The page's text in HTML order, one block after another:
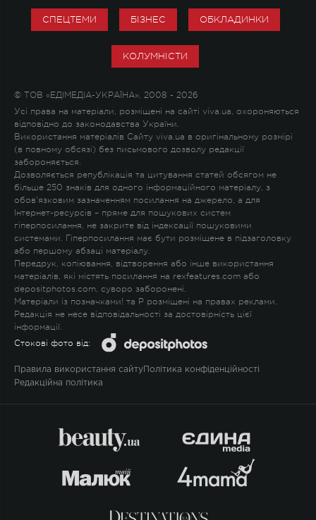
СПЕЦТЕМИ БІЗНЕС ОБКЛАДИНКИ
КОЛУМНІСТИ
© ТОВ «ЕДІМЕДІА-УКРАЇНА», 2008 - 2026
Усі права на матеріали, розміщені на сайті viva.ua, охороняються
відповідно до законодавства України.
Використання матеріалів Сайту viva.ua в оригінальному розмірі
(в повному обсязі) без письмового дозволу редакції
забороняється.
Дозволяється републікація та цитування статей обсягом не
більше 250 знаків для одного інформаційного матеріалу, з
обов'язковим зазначенням посилання на джерело, а для
Інтернет-ресурсів – пряме для пошукових систем
гіперпосилання, не закрите від індексації пошуковими
системами. Гіперпосилання має бути розміщене в підзаголовку
або першому абзаці матеріалу.
Передрук, копіювання, відтворення або інше використання
матеріалів, які містять посилання на rexfeatures.com або
depositphotos.com, суворо заборонені.
Матеріали із позначками! та P розміщені на правах реклами.
Редакція не несе відповідальності за достовірність цієї
інформації.
Стокові фото від:
Правила використання сайту Політика конфіденційності
Редакційна політика